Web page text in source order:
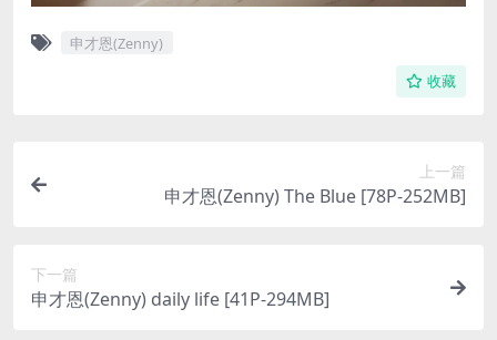
申才恩(Zenny)
收藏
上一篇
申才恩(Zenny) The Blue [78P-252MB]
下一篇
申才恩(Zenny) daily life [41P-294MB]